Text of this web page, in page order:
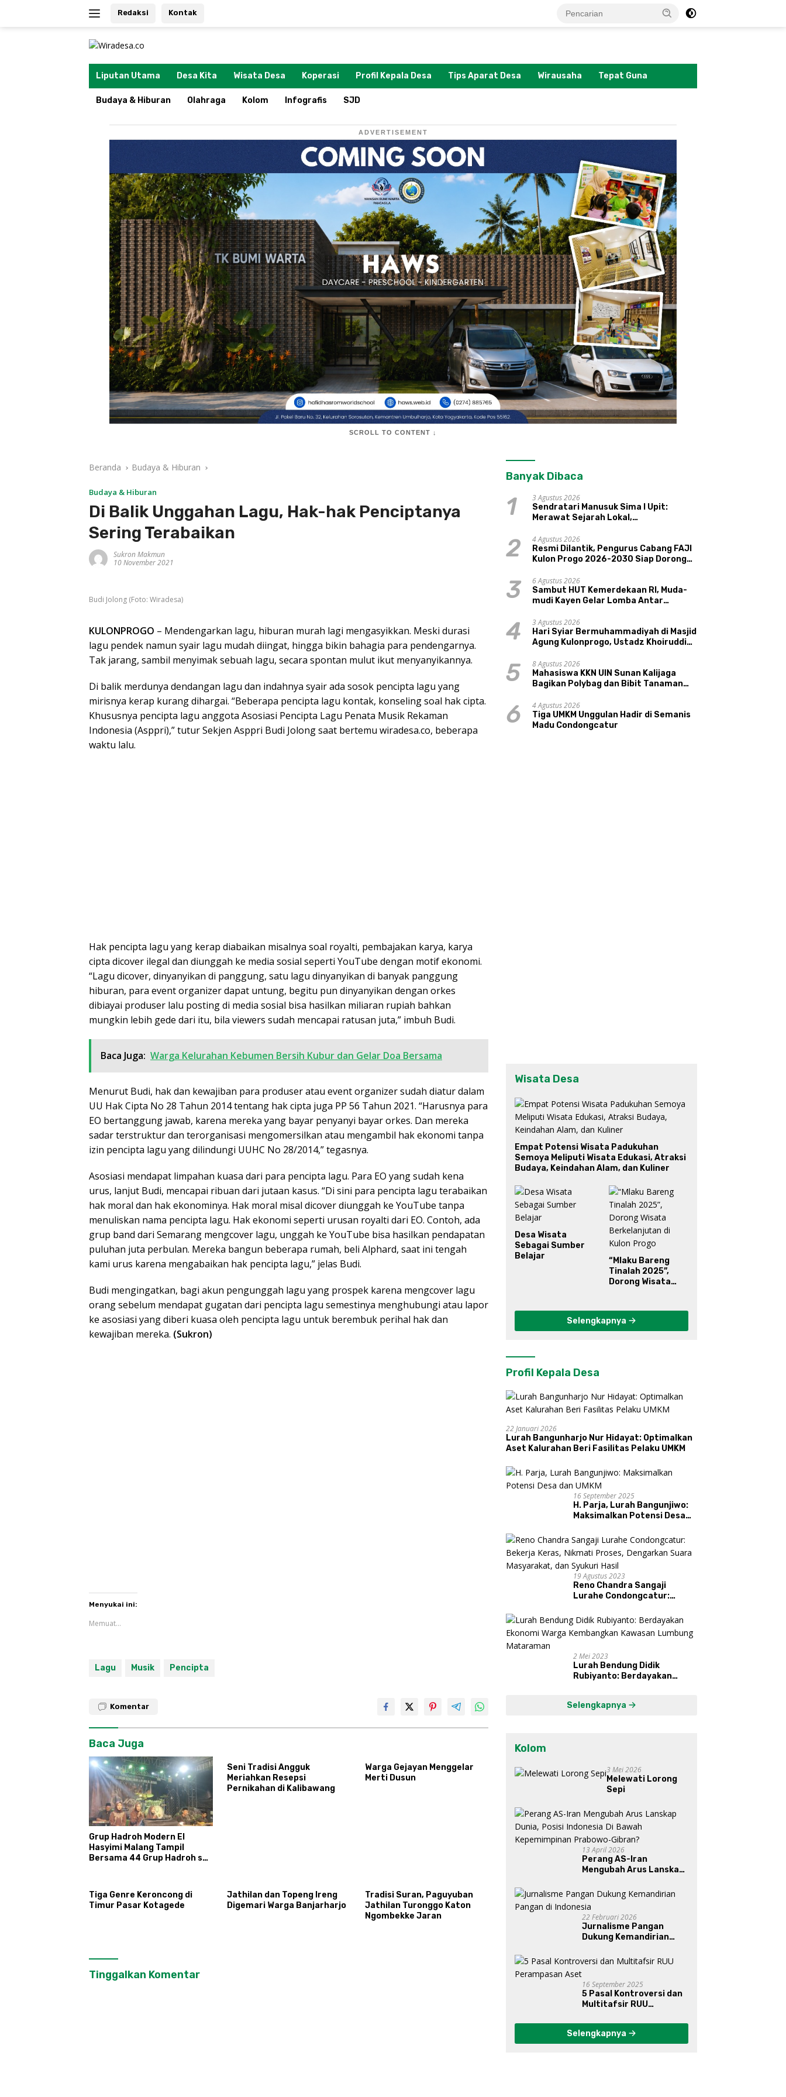
Redaksi Kontak
Liputan Utama Desa Kita Wisata Desa Koperasi Profil Kepala Desa Tips Aparat Desa Wirausaha Tepat Guna
Budaya & Hiburan Olahraga Kolom Infografis SJD
ADVERTISEMENT
SCROLL TO CONTENT ↓
Beranda Budaya & Hiburan
Budaya & Hiburan
Di Balik Unggahan Lagu, Hak-hak Penciptanya
Sering Terabaikan
Sukron Makmun
10 November 2021
Budi Jolong (Foto: Wiradesa)
KULONPROGO – Mendengarkan lagu, hiburan murah lagi mengasyikkan. Meski durasi
lagu pendek namun syair lagu mudah diingat, hingga bikin bahagia para pendengarnya.
Tak jarang, sambil menyimak sebuah lagu, secara spontan mulut ikut menyanyikannya.
Di balik merdunya dendangan lagu dan indahnya syair ada sosok pencipta lagu yang
mirisnya kerap kurang dihargai. “Beberapa pencipta lagu kontak, konseling soal hak cipta.
Khususnya pencipta lagu anggota Asosiasi Pencipta Lagu Penata Musik Rekaman
Indonesia (Asppri),” tutur Sekjen Asppri Budi Jolong saat bertemu wiradesa.co, beberapa
waktu lalu.
Hak pencipta lagu yang kerap diabaikan misalnya soal royalti, pembajakan karya, karya
cipta dicover ilegal dan diunggah ke media sosial seperti YouTube dengan motif ekonomi.
“Lagu dicover, dinyanyikan di panggung, satu lagu dinyanyikan di banyak panggung
hiburan, para event organizer dapat untung, begitu pun dinyanyikan dengan orkes
dibiayai produser lalu posting di media sosial bisa hasilkan miliaran rupiah bahkan
mungkin lebih gede dari itu, bila viewers sudah mencapai ratusan juta,” imbuh Budi.
Baca Juga: Warga Kelurahan Kebumen Bersih Kubur dan Gelar Doa Bersama
Menurut Budi, hak dan kewajiban para produser atau event organizer sudah diatur dalam
UU Hak Cipta No 28 Tahun 2014 tentang hak cipta juga PP 56 Tahun 2021. “Harusnya para
EO bertanggung jawab, karena mereka yang bayar penyanyi bayar orkes. Dan mereka
sadar terstruktur dan terorganisasi mengomersilkan atau mengambil hak ekonomi tanpa
izin pencipta lagu yang dilindungi UUHC No 28/2014,” tegasnya.
Asosiasi mendapat limpahan kuasa dari para pencipta lagu. Para EO yang sudah kena
urus, lanjut Budi, mencapai ribuan dari jutaan kasus. “Di sini para pencipta lagu terabaikan
hak moral dan hak ekonominya. Hak moral misal dicover diunggah ke YouTube tanpa
menuliskan nama pencipta lagu. Hak ekonomi seperti urusan royalti dari EO. Contoh, ada
grup band dari Semarang mengcover lagu, unggah ke YouTube bisa hasilkan pendapatan
puluhan juta perbulan. Mereka bangun beberapa rumah, beli Alphard, saat ini tengah
kami urus karena mengabaikan hak pencipta lagu,” jelas Budi.
Budi mengingatkan, bagi akun pengunggah lagu yang prospek karena mengcover lagu
orang sebelum mendapat gugatan dari pencipta lagu semestinya menghubungi atau lapor
ke asosiasi yang diberi kuasa oleh pencipta lagu untuk berembuk perihal hak dan
kewajiban mereka. (Sukron)
Menyukai ini:
Memuat...
Lagu Musik Pencipta
Komentar
Baca Juga
Grup Hadroh Modern El
Hasyimi Malang Tampil
Bersama 44 Grup Hadroh se-
Seni Tradisi Angguk
Meriahkan Resepsi
Pernikahan di Kalibawang
Warga Gejayan Menggelar
Merti Dusun
Tiga Genre Keroncong di
Timur Pasar Kotagede
Jathilan dan Topeng Ireng
Digemari Warga Banjarharjo
Tradisi Suran, Paguyuban
Jathilan Turonggo Katon
Ngombekke Jaran
Tinggalkan Komentar
Banyak Dibaca
1
3 Agustus 2026
Sendratari Manusuk Sima I Upit:
Merawat Sejarah Lokal,
Pariwisata, dan Ekologi Klaten
2
4 Agustus 2026
Resmi Dilantik, Pengurus Cabang FAJI
Kulon Progo 2026-2030 Siap Dorong
Sungai Progo
3
6 Agustus 2026
Sambut HUT Kemerdekaan RI, Muda-
mudi Kayen Gelar Lomba Antar
4
3 Agustus 2026
Hari Syiar Bermuhammadiyah di Masjid
Agung Kulonprogo, Ustadz Khoiruddin
Sakinah Adalah Agama
5
8 Agustus 2026
Mahasiswa KKN UIN Sunan Kalijaga
Bagikan Polybag dan Bibit Tanaman
Ngipikrejo 1
6
4 Agustus 2026
Tiga UMKM Unggulan Hadir di Semanis
Madu Condongcatur
Wisata Desa
Empat Potensi Wisata Padukuhan
Semoya Meliputi Wisata Edukasi, Atraksi
Budaya, Keindahan Alam, dan Kuliner
Desa Wisata
Sebagai Sumber
Belajar
“Mlaku Bareng
Tinalah 2025”,
Dorong Wisata
Selengkapnya
Profil Kepala Desa
22 Januari 2026
Lurah Bangunharjo Nur Hidayat: Optimalkan
Aset Kalurahan Beri Fasilitas Pelaku UMKM
16 September 2025
H. Parja, Lurah Bangunjiwo:
Maksimalkan Potensi Desa
19 Agustus 2023
Reno Chandra Sangaji
Lurahe Condongcatur:
Proses, Dengarkan Suara
Masyarakat, dan Syukuri
Hasil
2 Mei 2023
Lurah Bendung Didik
Rubiyanto: Berdayakan
Mataraman
Selengkapnya
Kolom
3 Mei 2026
Melewati Lorong
Sepi
13 April 2026
Perang AS-Iran
Mengubah Arus Lanskap
Bawah Kepemimpinan
Prabowo-Gibran?
22 Februari 2026
Jurnalisme Pangan
Dukung Kemandirian
16 September 2025
5 Pasal Kontroversi dan
Multitafsir RUU
Selengkapnya